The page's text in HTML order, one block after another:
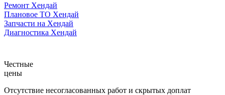
Ремонт Хендай
Плановое ТО Хендай
Запчасти на Хендай
Диагностика Хендай
Честные
цены
Отсутствие несогласованных работ и скрытых доплат